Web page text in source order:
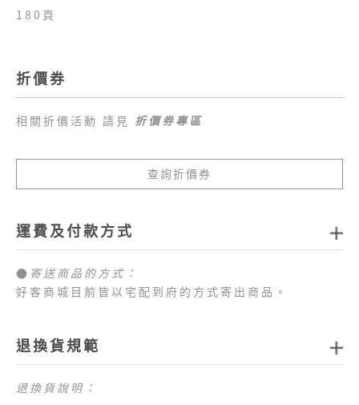
180頁
折價券
相關折價活動 請見 折價券專區
查詢折價券
運費及付款方式
● 寄送商品的方式：
好客商城目前皆以宅配到府的方式寄出商品。
1.全站消費滿新臺幣
區 （澎湖、金門、馬祖、綠島、蘭嶼、小琉球等地
退換貨規範
退換貨說明：